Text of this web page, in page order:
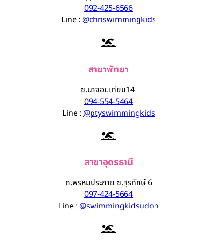
092-425-6566
Line :@chnswimmingkids
สาขาพัทยา
ซ.นาจอมเทียน14
094-554-5464
Line : @ptyswimmingkids
สาขาอุดรธานี
ถ.พรหมประกาย ซ.สุรทักษ์ 6
097-424-5664
Line :@swimmingkidsudon